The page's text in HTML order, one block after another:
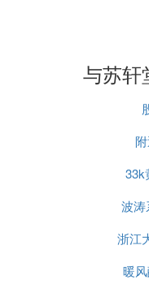
端立汽
展讯通
三生制
北京东
UT斯达
中星微
万得汽
新华财
侨兴环
北京宇
与苏轩
33k
波涛
浙江
暖